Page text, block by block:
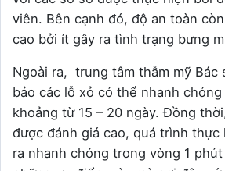
viên. Bên cạnh đó, độ an toàn
cao bởi ít gây ra tình trạng bưng
Ngoài ra, trung tâm thẫm mỹ Bác
bảo các lỗ xỏ có thể nhanh chóng
khoảng từ 15 – 20 ngày. Đồng
được đánh giá cao, quá trình thực
ra nhanh chóng trong vòng 1